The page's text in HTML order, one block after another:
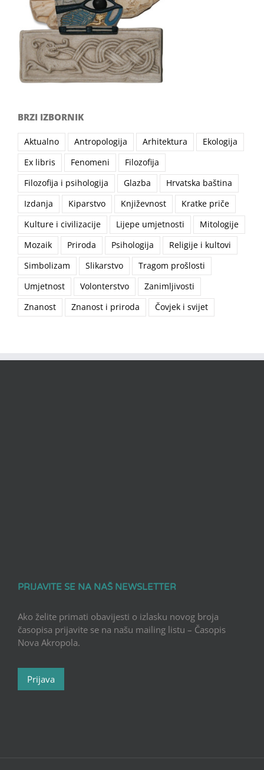
BRZI IZBORNIK
Aktualno Antropologija Arhitektura
Ekologija
Ex libris
Fenomeni
Filozofija
Filozofija i psihologija
Glazba
Hrvatska baština
Izdanja
Kiparstvo Književnost
Kratke priče
Kulture i civilizacije
Lijepe umjetnosti
Mitologije
Mozaik
Priroda Psihologija
Religije i kultovi
Simbolizam
Slikarstvo
Tragom prošlosti
Umjetnost
Volonterstvo
Zanimljivosti
Znanost
Znanost i priroda Čovjek i svijet
PRIJAVITE SE NA NAŠ NEWSLETTER
Ako želite primati obavijesti o izlasku novog broja
časopisa prijavite se na našu mailing listu – Časopis
Nova Akropola.
Prijava